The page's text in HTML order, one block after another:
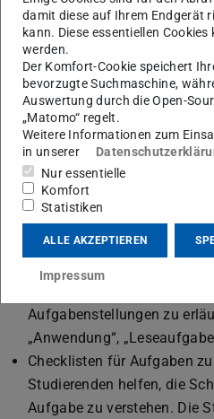
Zusammenarbeit für ein
Zusammenarbeit in der
Organisations- und
Vorbereitung von
für das Selbststudium, die
die Planung des
Abschlussarbeiten
Ideen für die Anwendung in
Häufig gestellte Fragen
beantwortet werden.
Über Aufgaben,
Aufgabenstellungen zu
„Anwendung“,
Checklisten für Aufgaben
Studierenden helfen, die
Aufgabe zu verstehen. Die
damit diese auf Ihrem Endgerät
kann. Diese essentiellen
werden.
Der Komfort-Cookie speichert
bevorzugte Suchmaschine,
Auswertung durch die Open-
„Matomo“ regelt.
Weitere Informationen zum
in unserer
Nur essentielle
Komfort
Statistiken
ALLE AKZEPTIEREN
Impressum